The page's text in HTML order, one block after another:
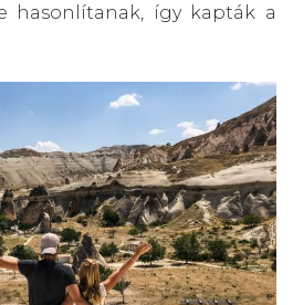
hasonlítanak, így kapták a